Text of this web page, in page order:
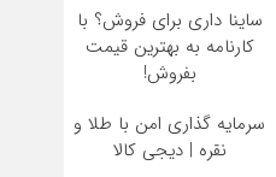
ساینا داری برای فروش؟ با
کارنامه به بهترین قیمت
بفروش!
سرمایه گذاری امن با طلا و
نقره | دیجی کالا